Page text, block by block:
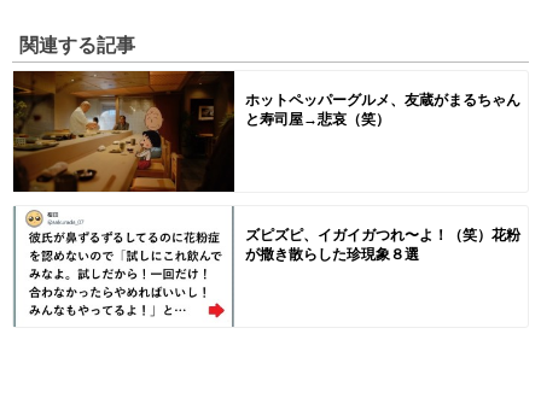
関連する記事
ホットペッパーグルメ、友蔵がまるちゃん
と寿司屋→悲哀（笑）
ズピズピ、イガイガつれ〜よ！（笑）花粉
が撒き散らした珍現象８選